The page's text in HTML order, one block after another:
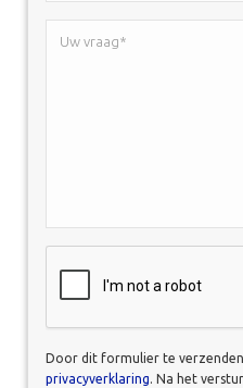
Uw
Door dit formulier te
privacyverklaring. Na het